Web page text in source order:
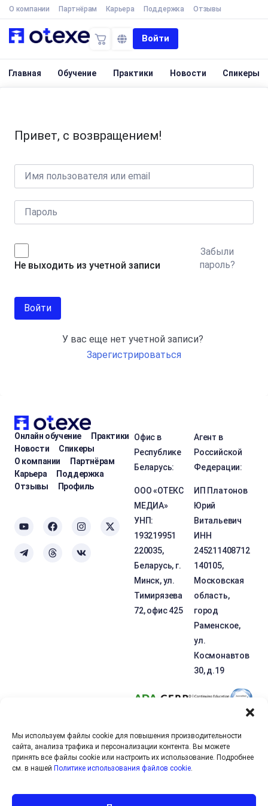
Мы используем файлы cookie для повышения производительности
сайта, анализа трафика и персонализации контента. Вы можете
принять все файлы cookie или настроить их использование. Подробнее
см. в нашей Политике использования файлов cookie
О компании Партнёрам Карьера Поддержка Отзывы
Войти
Главная Обучение Практики Новости Спикеры
Привет, с возвращением!
Не выходить из учетной записи
Забыли
пароль?
Войти
У вас еще нет учетной записи?
Зарегистрироваться
Онлайн обучение
Практики
Новости
Спикеры
О компании
Партнёрам
Карьера
Поддержка
Отзывы
Профиль
Офис в
Республике
Беларусь:
ООО «ОТЕКС
МЕДИА»
УНП:
193219951
220035,
Беларусь, г.
Минск, ул.
Тимирязева
72, офис 425
Агент в
Российской
Федерации:
ИП Платонов
Юрий
Витальевич
ИНН
245211408712
140105,
Московская
область,
город
Раменское,
ул.
Космонавтов
30, д.19
OTEXE.COM использует файлыcookieдля персонализации сервисов
и повышения удобства пользования сайтом. Если вы не хотите